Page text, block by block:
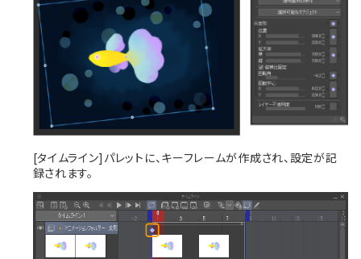
[タイムライン]パレットに、キーフレームが作成され、設定が記
録されます。